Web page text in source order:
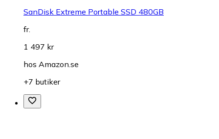
SanDisk Extreme Portable SSD 480GB
fr.
1 497 kr
hos Amazon.se
+7 butiker